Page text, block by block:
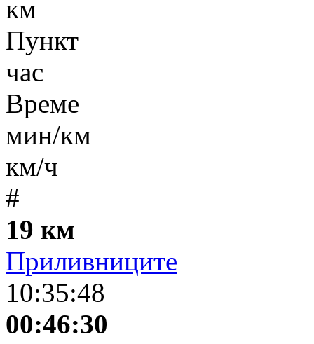
км
Пункт
час
Време
мин/км
км/ч
#
19 км
Приливниците
10:35:48
00:46:30